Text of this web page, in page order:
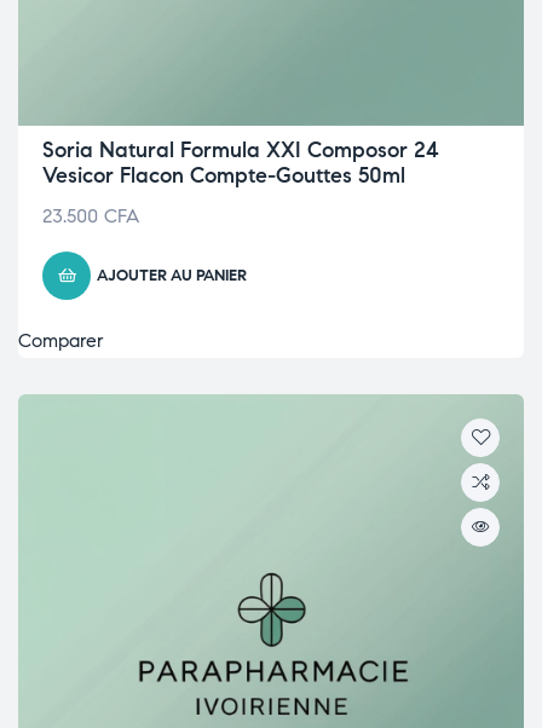
Soria Natural Formula XXI Composor 24
Vesicor Flacon Compte-Gouttes 50ml
23.500 CFA
AJOUTER AU PANIER
Comparer